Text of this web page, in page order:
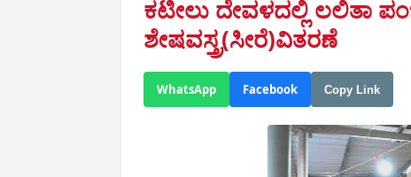
ಕಟೀಲು ದೇವಳದಲ್ಲಿ ಲಲಿತಾ
ಶೇಷವಸ್ತ್ರ(ಸೀರೆ)ವಿತರಣೆ
WhatsApp Facebook Copy Link